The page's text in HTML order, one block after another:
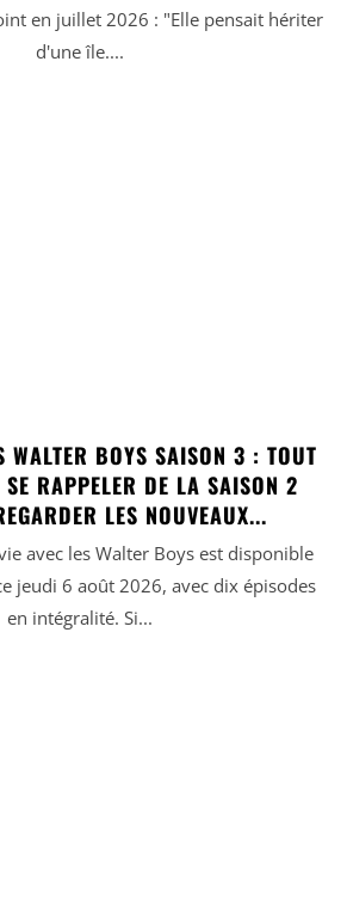
en juillet 2026 : "Elle pensait hériter
d'une île....
WALTER BOYS SAISON 3 : TOUT
SE RAPPELER DE LA SAISON 2
LES NOUVEAUX...
avec les Walter Boys est disponible
jeudi 6 août 2026, avec dix épisodes
en intégralité. Si...